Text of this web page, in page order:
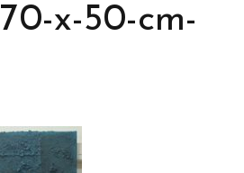
x-50-cm-